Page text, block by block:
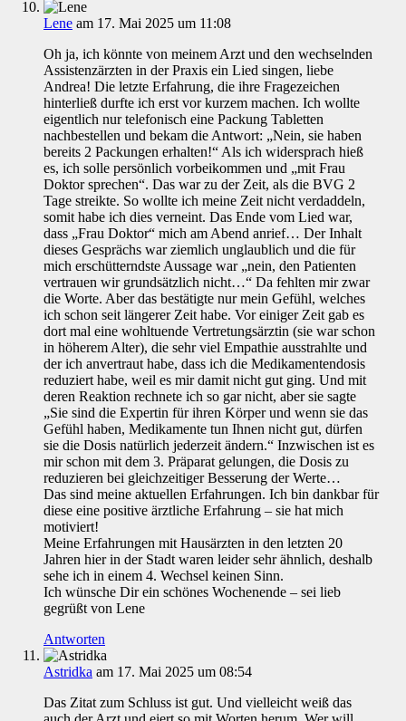
Lene am 17. Mai 2025 um 11:08
Oh ja, ich könnte von meinem Arzt und den wechselnden
Assistenzärzten in der Praxis ein Lied singen, liebe
Andrea! Die letzte Erfahrung, die ihre Fragezeichen
hinterließ durfte ich erst vor kurzem machen. Ich wollte
eigentlich nur telefonisch eine Packung Tabletten
nachbestellen und bekam die Antwort: „Nein, sie haben
bereits 2 Packungen erhalten!“ Als ich widersprach hieß
es, ich solle persönlich vorbeikommen und „mit Frau
Doktor sprechen“. Das war zu der Zeit, als die BVG 2
Tage streikte. So wollte ich meine Zeit nicht verdaddeln,
somit habe ich dies verneint. Das Ende vom Lied war,
dass „Frau Doktor“ mich am Abend anrief… Der Inhalt
dieses Gesprächs war ziemlich unglaublich und die für
mich erschütterndste Aussage war „nein, den Patienten
vertrauen wir grundsätzlich nicht…“ Da fehlten mir zwar
die Worte. Aber das bestätigte nur mein Gefühl, welches
ich schon seit längerer Zeit habe. Vor einiger Zeit gab es
dort mal eine wohltuende Vertretungsärztin (sie war schon
in höherem Alter), die sehr viel Empathie ausstrahlte und
der ich anvertraut habe, dass ich die Medikamentendosis
reduziert habe, weil es mir damit nicht gut ging. Und mit
deren Reaktion rechnete ich so gar nicht, aber sie sagte
„Sie sind die Expertin für ihren Körper und wenn sie das
Gefühl haben, Medikamente tun Ihnen nicht gut, dürfen
sie die Dosis natürlich jederzeit ändern.“ Inzwischen ist es
mir schon mit dem 3. Präparat gelungen, die Dosis zu
reduzieren bei gleichzeitiger Besserung der Werte…
Das sind meine aktuellen Erfahrungen. Ich bin dankbar für
diese eine positive ärztliche Erfahrung – sie hat mich
motiviert!
Meine Erfahrungen mit Hausärzten in den letzten 20
Jahren hier in der Stadt waren leider sehr ähnlich, deshalb
sehe ich in einem 4. Wechsel keinen Sinn.
Ich wünsche Dir ein schönes Wochenende – sei lieb
gegrüßt von Lene
Antworten
Astridka am 17. Mai 2025 um 08:54
Das Zitat zum Schluss ist gut. Und vielleicht weiß das